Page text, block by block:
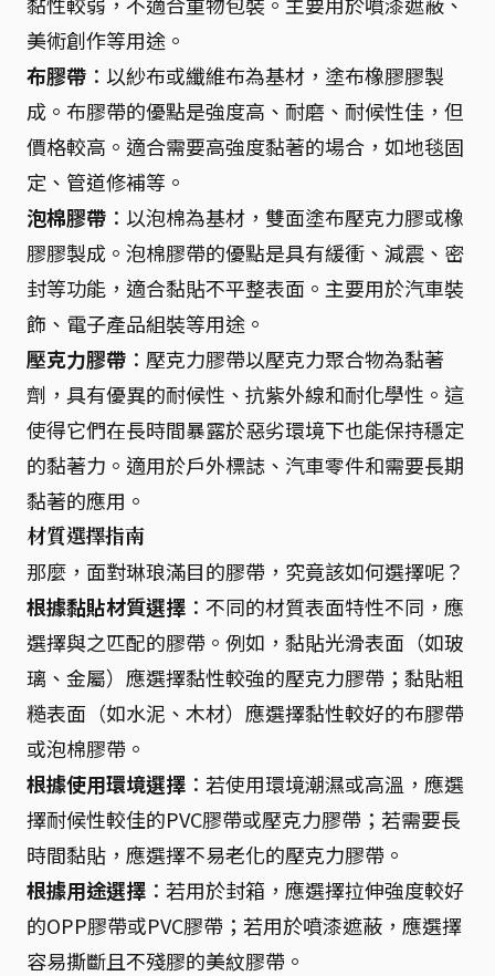
美術創作等用途。
布膠帶 ：以紗布或纖維布為基材，塗布橡膠膠製
成。布膠帶的優點是強度高、耐磨、耐候性佳，但
價格較高。適合需要高強度黏著的場合，如地毯固
定、管道修補等。
泡棉膠帶 ：以泡棉為基材，雙面塗布壓克力膠或橡
膠膠製成。泡棉膠帶的優點是具有緩衝、減震、密
封等功能，適合黏貼不平整表面。主要用於汽車裝
飾、電子產品組裝等用途。
壓克力膠帶 ：壓克力膠帶以壓克力聚合物為黏著
劑，具有優異的耐候性、抗紫外線和耐化學性。這
使得它們在長時間暴露於惡劣環境下也能保持穩定
的黏著力。適用於戶外標誌、汽車零件和需要長期
黏著的應用。
材質選擇指南
那麼，面對琳琅滿目的膠帶，究竟該如何選擇呢？
根據黏貼材質選擇 ：不同的材質表面特性不同，應
選擇與之匹配的膠帶。例如，黏貼光滑表面（如玻
璃、金屬）應選擇黏性較強的壓克力膠帶；黏貼粗
糙表面（如水泥、木材）應選擇黏性較好的布膠帶
或泡棉膠帶。
根據使用環境選擇 ：若使用環境潮濕或高溫，應選
擇耐候性較佳的PVC膠帶或壓克力膠帶；若需要長
時間黏貼，應選擇不易老化的壓克力膠帶。
根據用途選擇 ：若用於封箱，應選擇拉伸強度較好
的OPP膠帶或PVC膠帶；若用於噴漆遮蔽，應選擇
容易撕斷且不殘膠的美紋膠帶。